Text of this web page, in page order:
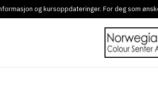
og kursoppdateringer. For deg som